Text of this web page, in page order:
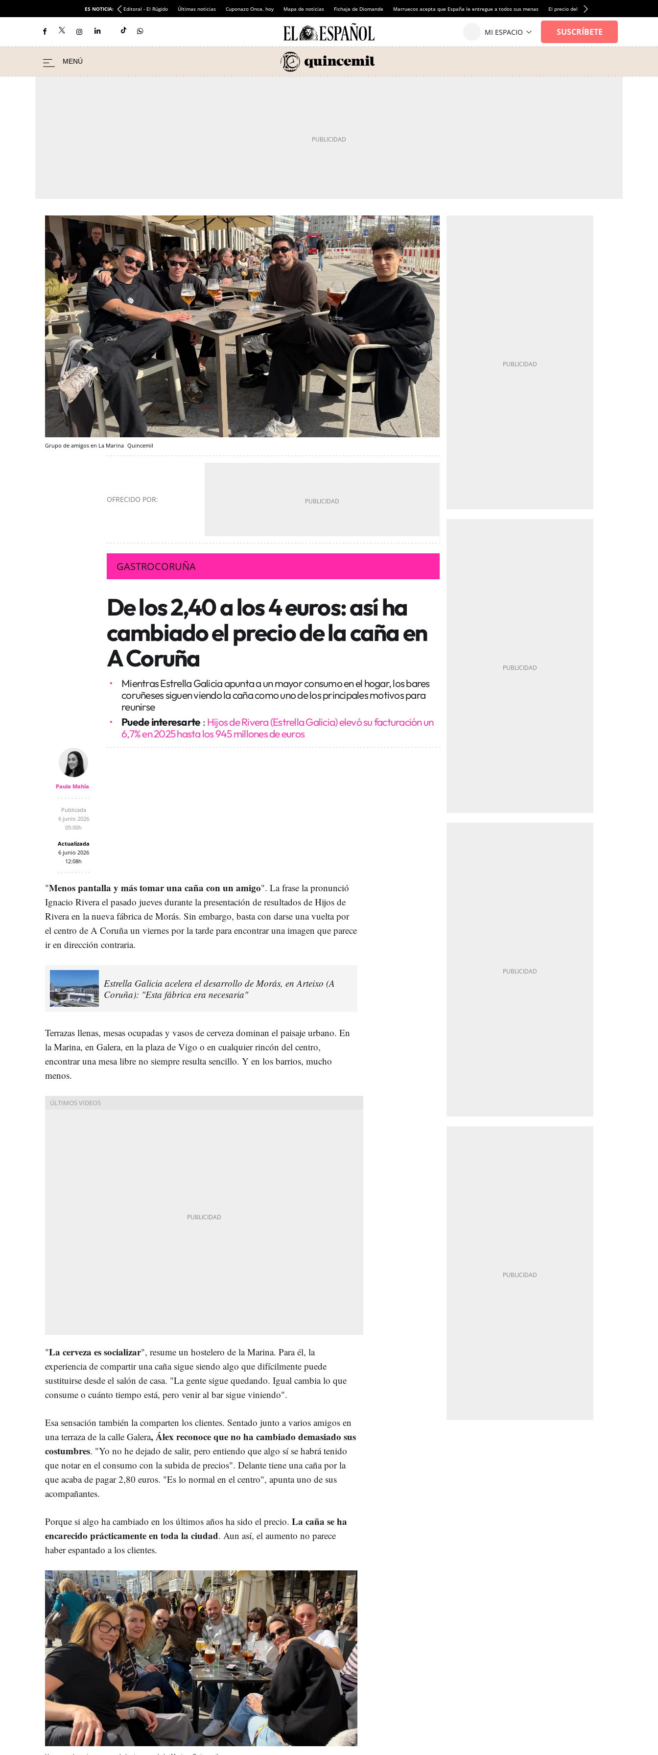
ES NOTICIA: Editoral - El Rúgido Últimas noticias Cuponazo Once, hoy Mapa de noticias Fichaje de Diomande Marruecos acepta que España le entregue a todos sus menas El precio del alquiler de vivienda baja por
Grupo de amigos en La Marina Quincemil
OFRECIDO POR:
GASTROCORUÑA
De los 2,40 a los 4 euros: así ha
cambiado el precio de la caña en
A Coruña
Mientras Estrella Galicia apunta a un mayor consumo en el hogar, los bares
coruñeses siguen viendo la caña como uno de los principales motivos para
reunirse
Puede interesarte : Hijos de Rivera (Estrella Galicia) elevó su facturación un
6,7% en 2025 hasta los 945 millones de euros
Paula Mahía
Publicada
6 junio 2026
05:00h
Actualizada
6 junio 2026
12:08h
"Menos pantalla y más tomar una caña con un amigo". La frase la pronunció
Ignacio Rivera el pasado jueves durante la presentación de resultados de Hijos de
Rivera en la nueva fábrica de Morás. Sin embargo, basta con darse una vuelta por
el centro de A Coruña un viernes por la tarde para encontrar una imagen que parece
ir en dirección contraria.
Estrella Galicia acelera el desarrollo de Morás, en Arteixo (A
Coruña): "Esta fábrica era necesaria"
Terrazas llenas, mesas ocupadas y vasos de cerveza dominan el paisaje urbano. En
la Marina, en Galera, en la plaza de Vigo o en cualquier rincón del centro,
encontrar una mesa libre no siempre resulta sencillo. Y en los barrios, mucho
menos.
"La cerveza es socializar", resume un hostelero de la Marina. Para él, la
experiencia de compartir una caña sigue siendo algo que difícilmente puede
sustituirse desde el salón de casa. "La gente sigue quedando. Igual cambia lo que
consume o cuánto tiempo está, pero venir al bar sigue viniendo".
Esa sensación también la comparten los clientes. Sentado junto a varios amigos en
una terraza de la calle Galera, Álex reconoce que no ha cambiado demasiado sus
costumbres. "Yo no he dejado de salir, pero entiendo que algo sí se habrá tenido
que notar en el consumo con la subida de precios". Delante tiene una caña por la
que acaba de pagar 2,80 euros. "Es lo normal en el centro", apunta uno de sus
acompañantes.
Porque si algo ha cambiado en los últimos años ha sido el precio. La caña se ha
encarecido prácticamente en toda la ciudad. Aun así, el aumento no parece
haber espantado a los clientes.